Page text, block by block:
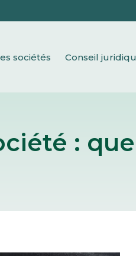
sociétés Conseil
: